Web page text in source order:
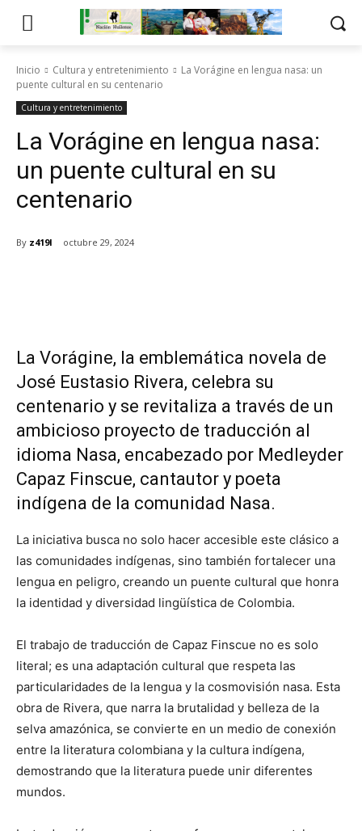
Inicio Cultura y entretenimiento
La Vorágine en lengua nasa: un
puente cultural en su centenario
Cultura y entretenimiento
La Vorágine en lengua nasa:
un puente cultural en su
centenario
By z419l octubre 29, 2024
La Vorágine, la emblemática novela de
José Eustasio Rivera, celebra su
centenario y se revitaliza a través de un
ambicioso proyecto de traducción al
idioma Nasa, encabezado por Medleyder
Capaz Finscue, cantautor y poeta
indígena de la comunidad Nasa.
La iniciativa busca no solo hacer accesible este clásico a
las comunidades indígenas, sino también fortalecer una
lengua en peligro, creando un puente cultural que honra
la identidad y diversidad lingüística de Colombia.
El trabajo de traducción de Capaz Finscue no es solo
literal; es una adaptación cultural que respeta las
particularidades de la lengua y la cosmovisión nasa. Esta
obra de Rivera, que narra la brutalidad y belleza de la
selva amazónica, se convierte en un medio de conexión
entre la literatura colombiana y la cultura indígena,
demostrando que la literatura puede unir diferentes
mundos.